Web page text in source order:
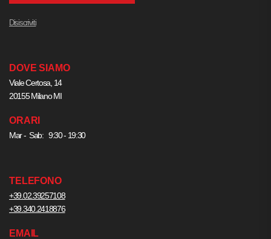
Disiscriviti
DOVE SIAMO
Viale Certosa, 14
20155 Milano MI
ORARI
Mar - Sab: 9:30 - 19:30
TELEFONO
+39.02.39257108
+39.340.2418876
EMAIL